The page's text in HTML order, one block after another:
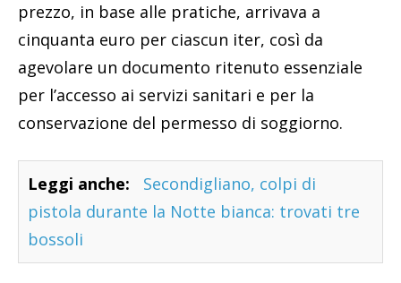
prezzo, in base alle pratiche, arrivava a
cinquanta euro per ciascun iter, così da
agevolare un documento ritenuto essenziale
per l’accesso ai servizi sanitari e per la
conservazione del permesso di soggiorno.
Leggi anche:
Secondigliano, colpi di
pistola durante la Notte bianca: trovati tre
bossoli